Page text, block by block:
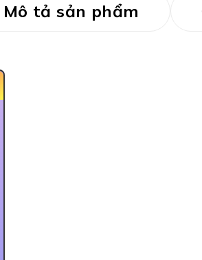
Mô tả sản phẩm